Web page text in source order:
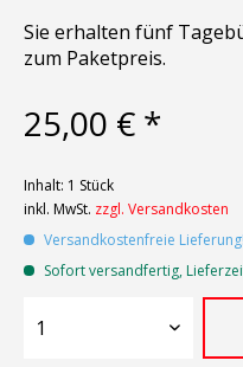
Sie erhalten fünf
zum Paketpreis.
25,00 € *
Inhalt: 1 Stück
inkl. MwSt. zzgl. Versandkosten
Versandkostenfreie Lieferung!
Sofort versandfertig,